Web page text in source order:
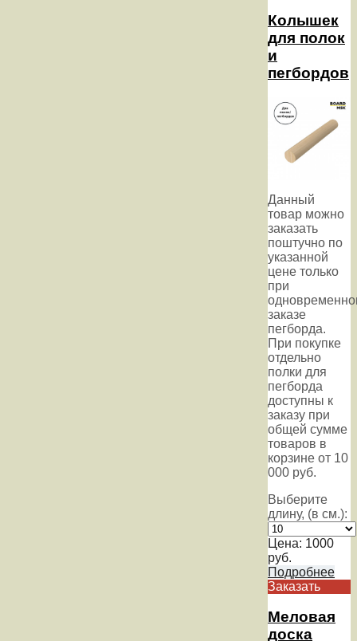
Колышек
для полок
и
пегбордов
Данный
товар можно
заказать
поштучно по
указанной
цене только
при
заказе
пегборда.
При покупке
отдельно
полки для
пегборда
доступны к
заказу при
общей сумме
товаров в
корзине от 10
000 руб.
Выберите
длину, (в см.):
Цена: 1000
руб.
Подробнее
Заказать
Меловая
доска